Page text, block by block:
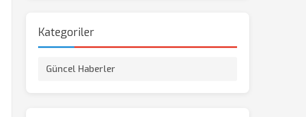
Kategoriler
Güncel Haberler